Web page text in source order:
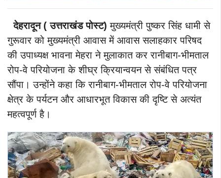
देहरादून ( उत्तराखंड पोस्ट)मुख्यमंत्री पुष्कर सिंह धामी से
गुरूवार को मुख्यमंत्री आवास में आवास सलाहकार परिषद
की उपाध्यक्ष भावना मेहरा ने मुलाकात कर रानीबाग-भीमताल
रोप-वे परियोजना के शीघ्र क्रियान्वयन से संबंधित पत्र
सौंपा। उन्होंने कहा कि रानीबाग-भीमताल रोप-वे परियोजना
क्षेत्र के पर्यटन और आधारभूत विकास की दृष्टि से अत्यंत
महत्वपूर्ण है।